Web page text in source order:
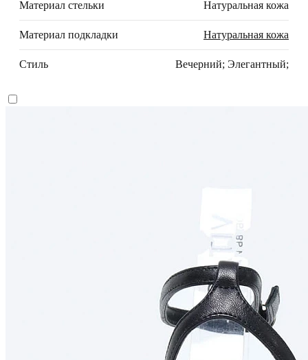
Материал стельки Натуральная кожа
Материал подкладки Натуральная кожа
Стиль Вечерний; Элегантный;